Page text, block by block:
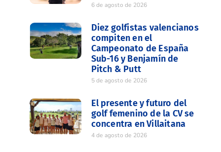
6 de agosto de 2026
Diez golfistas valencianos
compiten en el
Campeonato de España
Sub-16 y Benjamín de
Pitch & Putt
5 de agosto de 2026
El presente y futuro del
golf femenino de la CV se
concentra en Villaitana
4 de agosto de 2026